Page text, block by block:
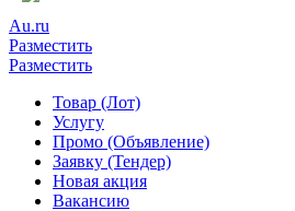
Au.ru
Разместить
Разместить
Товар (Лот)
Услугу
Промо (Объявление)
Заявку (Тендер)
Новая акция
Вакансию